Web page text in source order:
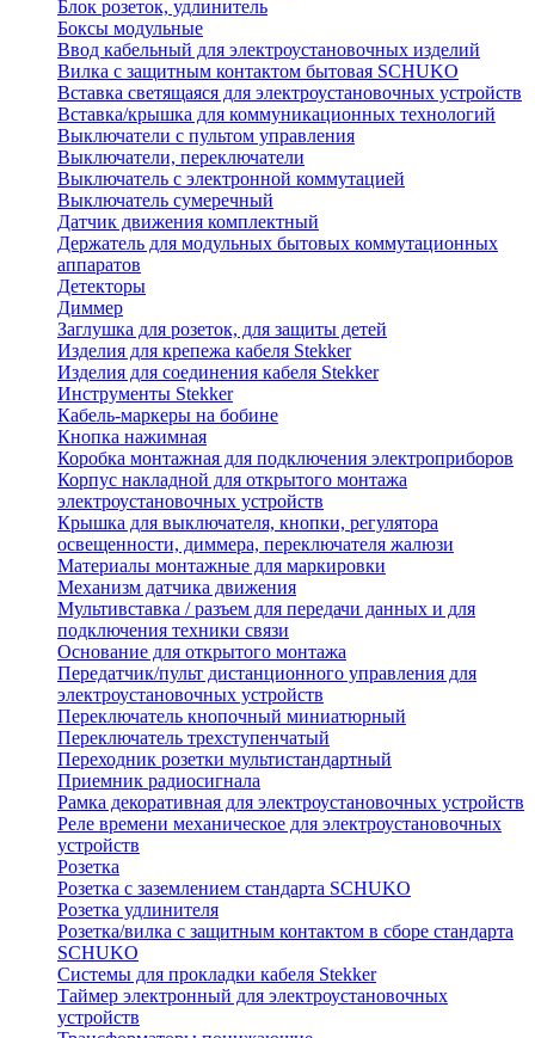
Блок розеток, удлинитель
Боксы модульные
Ввод кабельный для электроустановочных изделий
Вилка с защитным контактом бытовая SCHUKO
Вставка светящаяся для электроустановочных устройств
Вставка/крышка для коммуникационных технологий
Выключатели с пультом управления
Выключатели, переключатели
Выключатель с электронной коммутацией
Выключатель сумеречный
Датчик движения комплектный
Держатель для модульных бытовых коммутационных
аппаратов
Детекторы
Диммер
Заглушка для розеток, для защиты детей
Изделия для крепежа кабеля Stekker
Изделия для соединения кабеля Stekker
Инструменты Stekker
Кабель-маркеры на бобине
Кнопка нажимная
Коробка монтажная для подключения электроприборов
Корпус накладной для открытого монтажа
электроустановочных устройств
Крышка для выключателя, кнопки, регулятора
освещенности, диммера, переключателя жалюзи
Материалы монтажные для маркировки
Механизм датчика движения
Мультивставка / разъем для передачи данных и для
подключения техники связи
Основание для открытого монтажа
Передатчик/пульт дистанционного управления для
электроустановочных устройств
Переключатель кнопочный миниатюрный
Переключатель трехступенчатый
Переходник розетки мультистандартный
Приемник радиосигнала
Рамка декоративная для электроустановочных устройств
Реле времени механическое для электроустановочных
устройств
Розетка
Розетка с заземлением стандарта SCHUKO
Розетка удлинителя
Розетка/вилка с защитным контактом в сборе стандарта
SCHUKO
Системы для прокладки кабеля Stekker
Таймер электронный для электроустановочных
устройств